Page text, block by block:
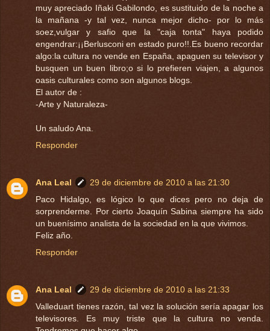
muy apreciado Iñaki Gabilondo, es sustituido de la noche a
la mañana -y tal vez, nunca mejor dicho- por lo más
soez,vulgar y safio que la "caja tonta" haya podido
engendrar:¡¡Berlusconi en estado puro!!.Es bueno recordar
algo:la cultura no vende en España, apaguen su televisor y
busquen un buen libro;o si lo prefieren viajen, a algunos
oasis culturales como son algunos blogs.
El autor de :
-Arte y Naturaleza-
Un saludo Ana.
Responder
Ana Leal
29 de diciembre de 2010 a las 21:30
Paco Hidalgo, es lógico lo que dices pero no deja de
sorprenderme. Por cierto Joaquín Sabina siempre ha sido
un buenísimo analista de la sociedad en la que vivimos.
Feliz año.
Responder
Ana Leal
29 de diciembre de 2010 a las 21:33
Valleduart tienes razón, tal vez la solución sería apagar los
televisores. Es muy triste que la cultura no venda.